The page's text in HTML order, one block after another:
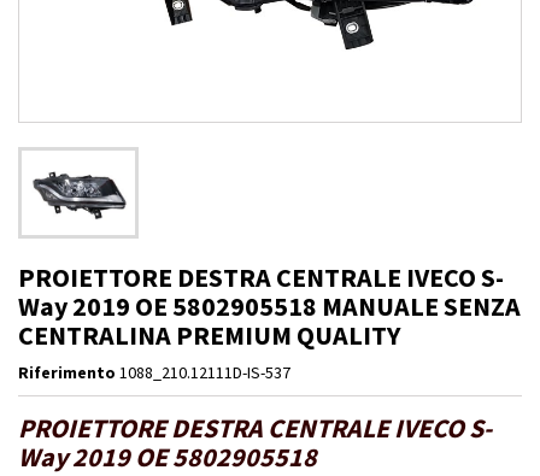
PROIETTORE DESTRA CENTRALE IVECO S-
Way 2019 OE 5802905518 MANUALE SENZA
CENTRALINA PREMIUM QUALITY
Riferimento 1088_210.12111D-IS-537
PROIETTORE DESTRA CENTRALE IVECO S-
Way 2019 OE 5802905518